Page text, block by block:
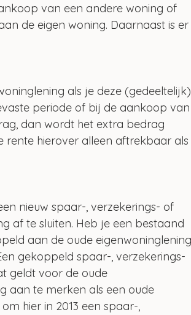
van een andere woning of
de eigen woning. Daarnaast is
als je deze
periode of bij de aankoop
dan wordt het extra bedrag
rente hierover alleen aftrekbaar
nieuw spaar-, verzekerings- of
af te sluiten. Heb je een bestaand
aan de oude
gekoppeld spaar-, verzekerings-
geldt voor de oude
aan te merken als een oude
hier in 2013 een spaar-,